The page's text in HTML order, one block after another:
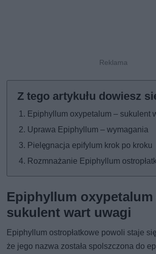
Epiphyllum oxypetalum – sukulent
Uprawa Epiphyllum – wymagania
Pielęgnacja epifylum krok po kroku
Rozmnażanie Epiphyllum
Epiphyllum oxypetalum
sukulent wart uwagi
Epiphyllum ostropłatkowe powoli staje
że jego nazwa została spolszczona do